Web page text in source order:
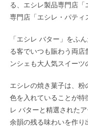
る、エシレ製品専門店
専門店「エシレ・パティ
「エシレ バター」をふ
る客でいつも賑わう両
ンシェも大人気スイーツ
エシレの焼き菓子は、粉
色を入れていることが特
レ バターと精選された
余韻の残る味わいを作り